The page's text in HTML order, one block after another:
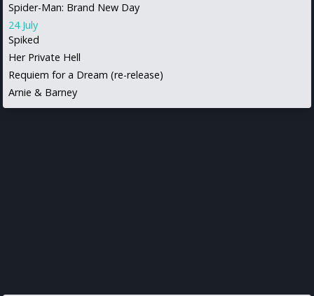
Spider-Man: Brand New Day
24 July
Spiked
Her Private Hell
Requiem for a Dream (re-release)
Arnie & Barney